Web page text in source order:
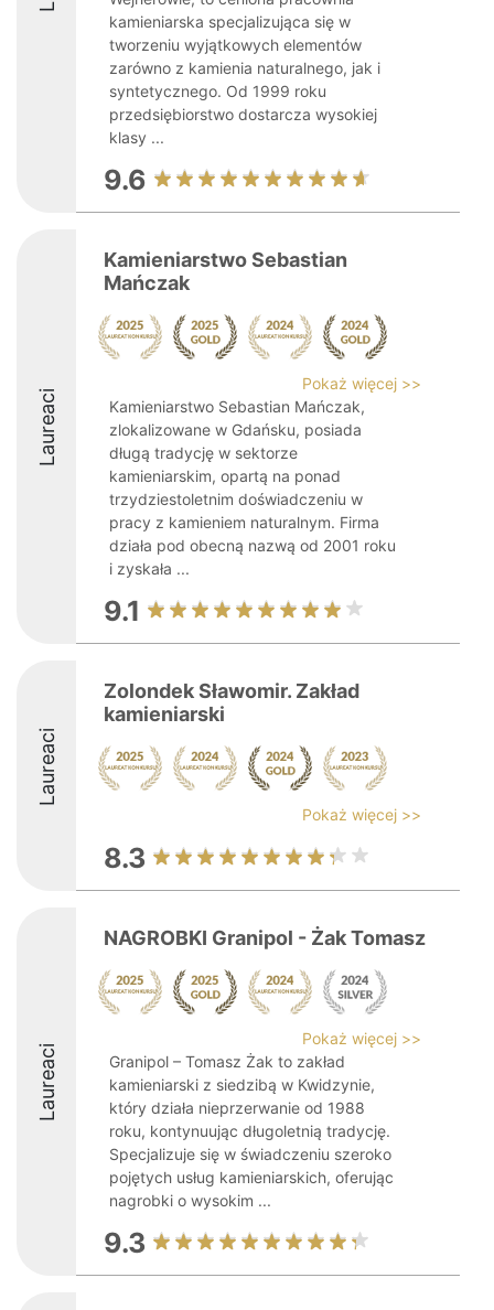
kamieniarska specjalizująca się w
tworzeniu wyjątkowych elementów
zarówno z kamienia naturalnego, jak i
syntetycznego. Od 1999 roku
przedsiębiorstwo dostarcza wysokiej
klasy ...
9.6
Laureaci
Kamieniarstwo Sebastian
Mańczak
Pokaż więcej >>
Kamieniarstwo Sebastian Mańczak,
zlokalizowane w Gdańsku, posiada
długą tradycję w sektorze
kamieniarskim, opartą na ponad
trzydziestoletnim doświadczeniu w
pracy z kamieniem naturalnym. Firma
działa pod obecną nazwą od 2001 roku
i zyskała ...
9.1
Laureaci
Zolondek Sławomir. Zakład
kamieniarski
Pokaż więcej >>
8.3
Laureaci
NAGROBKI Granipol - Żak Tomasz
Pokaż więcej >>
Granipol – Tomasz Żak to zakład
kamieniarski z siedzibą w Kwidzynie,
który działa nieprzerwanie od 1988
roku, kontynuując długoletnią tradycję.
Specjalizuje się w świadczeniu szeroko
pojętych usług kamieniarskich, oferując
nagrobki o wysokim ...
9.3